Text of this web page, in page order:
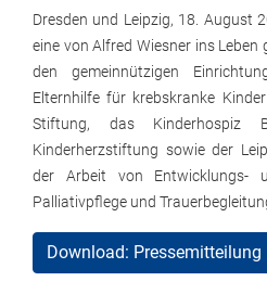
Dresden und Leipzig, 18. August
eine von Alfred Wiesner ins Leben
den gemeinnützigen
Elternhilfe für krebskranke
Stiftung, das Kinderhospiz
Kinderherzstiftung sowie der
der Arbeit von Entwicklungs-
Palliativpflege und
Download: Pressemitteilung